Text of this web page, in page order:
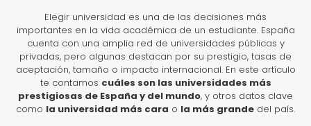
Elegir universidad es una de las decisiones más
importantes en la vida académica de un estudiante. España
cuenta con una amplia red de universidades públicas y
privadas, pero algunas destacan por su prestigio, tasas de
aceptación, tamaño o impacto internacional. En este artículo
te contamos cuáles son las universidades más
prestigiosas de España y del mundo, y otros datos clave
como la universidad más cara o la más grande del país.